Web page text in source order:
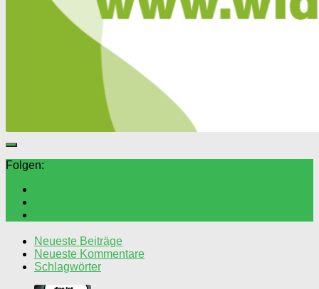
Folgen:
Neueste Beiträge
Neueste Kommentare
Schlagwörter